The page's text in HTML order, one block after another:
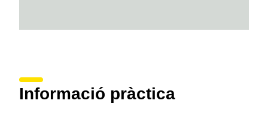
Informació pràctica